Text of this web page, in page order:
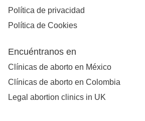
Política de privacidad
Política de Cookies
Encuéntranos en
Clínicas de aborto en México
Clínicas de aborto en Colombia
Legal abortion clinics in UK